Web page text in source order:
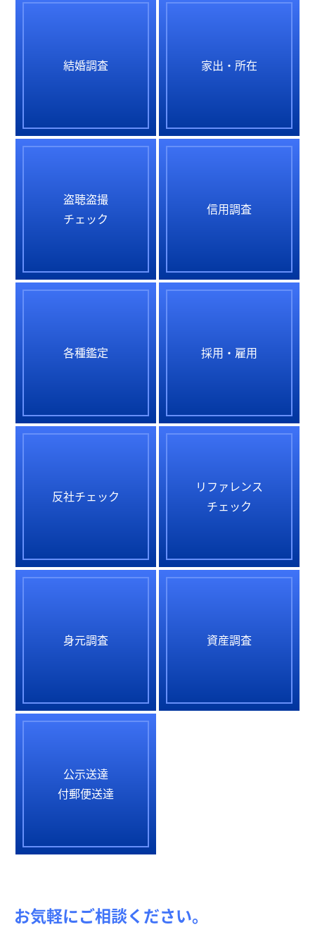
結婚調査 家出・所在
盗聴盗撮
チェック
信用調査
各種鑑定 採用・雇用
反社チェック
リファレンス
チェック
身元調査 資産調査
公示送達
付郵便送達
お気軽にご相談ください。